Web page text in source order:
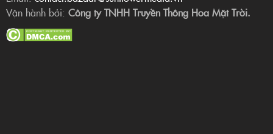
Vận hành bởi: Công ty TNHH Truyền Thông Hoa Mặt Trời.